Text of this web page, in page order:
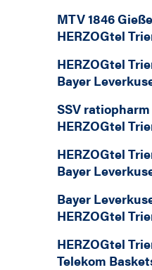
MTV 1846
HERZOGtel
HERZOGtel
Bayer
SSV
HERZOGtel
HERZOGtel
Bayer
Bayer
HERZOGtel
HERZOGtel
Telekom